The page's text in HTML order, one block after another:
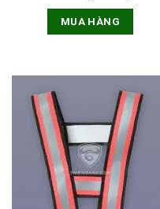
MUA HÀNG